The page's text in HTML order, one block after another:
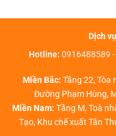
Dịch
Hotline: 0916488589 -
Miền Bắc: Tầng 22, Tòa
Đường Phạm Hùng,
Miền Nam: Tầng M, Toà
Tạo, Khu chế xuất Tân